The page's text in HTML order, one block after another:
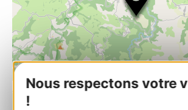
Nous respectons votre
!